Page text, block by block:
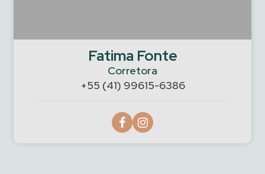
Fatima Fonte
+55 (41) 99615-6386
Corretora